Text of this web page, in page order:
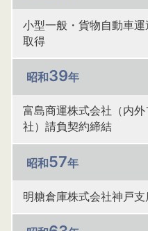
小型一般・貨物自動
取得
昭和39年
富島商運株式会社（内
社）請負契約締結
昭和57年
明糖倉庫株式会社神戸